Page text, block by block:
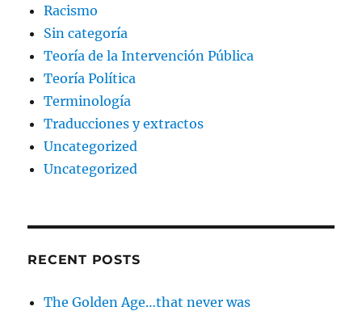
Racismo
Sin categoría
Teoría de la Intervención Pública
Teoría Política
Terminología
Traducciones y extractos
Uncategorized
Uncategorized
RECENT POSTS
The Golden Age…that never was